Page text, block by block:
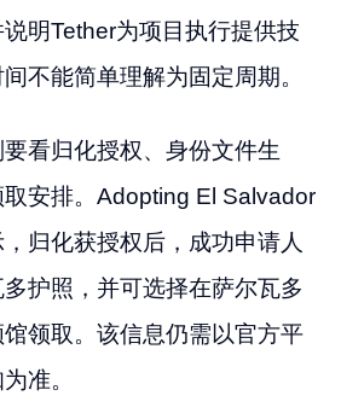
明Tether为项目执行提供技
不能简单理解为固定周期。
看归化授权、身份文件生
安排。Adopting El Salvador
归化获授权后，成功申请人
护照，并可选择在萨尔瓦多
领取。该信息仍需以官方平
准。